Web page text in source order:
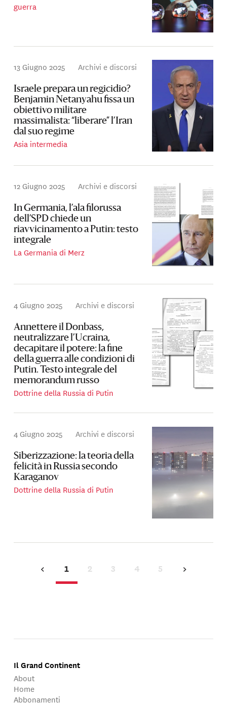
guerra
13 Giugno 2025 Archivi e discorsi
Israele prepara un regicidio?
Benjamin Netanyahu fissa un
obiettivo militare
massimalista: “liberare” l’Iran
dal suo regime
Asia intermedia
12 Giugno 2025 Archivi e discorsi
In Germania, l’ala filorussa
dell’SPD chiede un
riavvicinamento a Putin: testo
integrale
La Germania di Merz
4 Giugno 2025 Archivi e discorsi
Annettere il Donbass,
neutralizzare l’Ucraina,
decapitare il potere: la fine
della guerra alle condizioni di
Putin. Testo integrale del
memorandum russo
Dottrine della Russia di Putin
4 Giugno 2025 Archivi e discorsi
Siberizzazione: la teoria della
felicità in Russia secondo
Karaganov
Dottrine della Russia di Putin
1 2 3 4 5
Il Grand Continent
About
Home
Abbonamenti